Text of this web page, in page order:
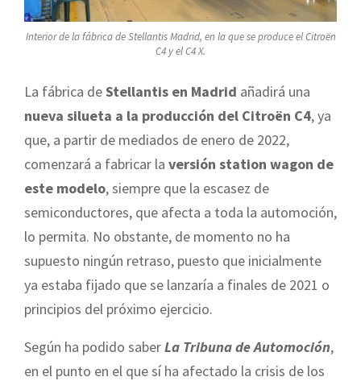
Interior de la fábrica de Stellantis Madrid, en la que se produce el Citroën
C4 y el C4 X.
La fábrica deStellantis en Madrid añadirá una
nueva silueta a la producción del Citroën C4, ya
que, a partir de mediados de enero de 2022,
comenzará a fabricar la versión station wagon de
este modelo, siempre que la escasez de
semiconductores, que afecta a toda la automoción,
lo permita. No obstante, de momento no ha
supuesto ningún retraso, puesto que inicialmente
ya estaba fijado que se lanzaría a finales de 2021 o
principios del próximo ejercicio.
Según ha podido saberLa Tribuna de Automoción,
en el punto en el que sí ha afectado la crisis de los